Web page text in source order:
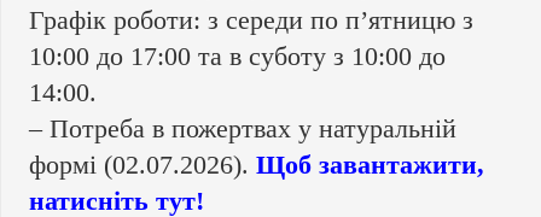
Графік роботи: з середи по п’ятницю з
10:00 до 17:00 та в суботу з 10:00 до
14:00.
– Потреба в пожертвах у натуральній
формі (02.07.2026). Щоб завантажити,
натисніть тут!